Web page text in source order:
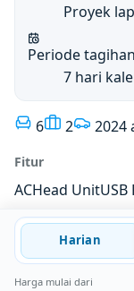
Proyek
Periode tagihan
7 hari
6 2 2024
Fitur
ACHead Unit
Harian
Harga mulai dari